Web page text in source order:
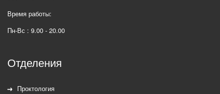
Время работы:
Пн-Вс : 9.00 - 20.00
Отделения
Проктология